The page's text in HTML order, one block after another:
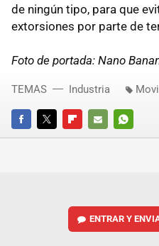
de ningún tipo, para que
extorsiones por parte de
Foto de portada: Nano
FACEBOOKTWITTERFLIPBOARD
E-
TEMAS Industria
ENTRAR Y